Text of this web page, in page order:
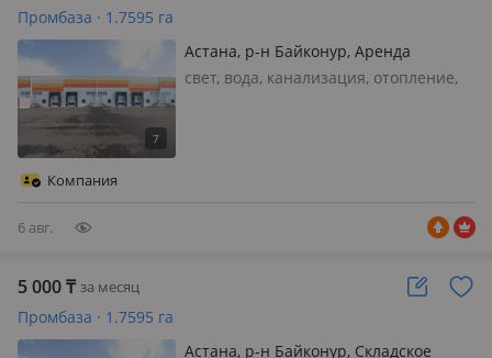
Промбаза · 1.7595 га
Астана, р-н Байконур, Аренда
складских помещений ул. Пушкина,
свет, вода, канализация, отопление,
Компания
6 авг.
5 000₸ за месяц
Промбаза · 1.7595 га
Астана, р-н Байконур, Складское